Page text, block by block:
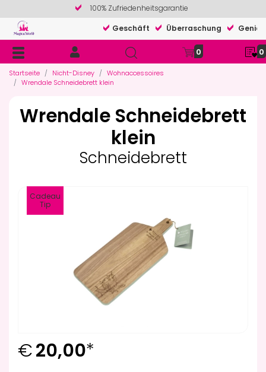
100% Zufriedenheitsgarantie
Geschäft
Überraschung
0 0
Startseite Nicht-Disney
Wohnaccessoires
Wrendale Schneidebrett klein
Wrendale Schneidebrett
klein
Schneidebrett
Cadeau
Tip
€20,00*